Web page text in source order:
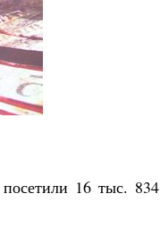
16 тыс. 834
Роман Котов